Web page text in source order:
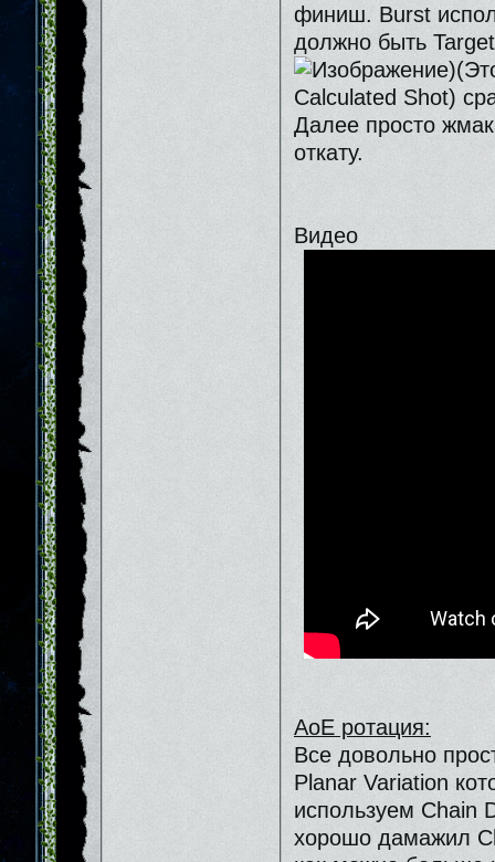
финиш. Burst
должно быть
Calculated Shot)
Далее просто
откату.
Видео
АоЕ ротация:
Все довольно
Planar Variation
используем Сhain
хорошо дамажил